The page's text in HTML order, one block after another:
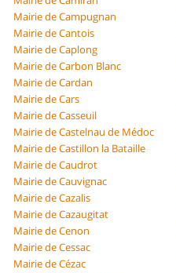
Mairie de Campugnan
Mairie de Cantois
Mairie de Caplong
Mairie de Carbon Blanc
Mairie de Cardan
Mairie de Cars
Mairie de Casseuil
Mairie de Castelnau de Médoc
Mairie de Castillon la Bataille
Mairie de Caudrot
Mairie de Cauvignac
Mairie de Cazalis
Mairie de Cazaugitat
Mairie de Cenon
Mairie de Cessac
Mairie de Cézac